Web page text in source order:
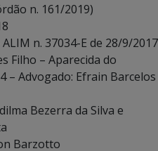
n. 161/2019)
n. 37034-E de 28/9/2017
Filho – Aparecida do
– Advogado: Efrain Barcelos
Bezerra da Silva e
Barzotto